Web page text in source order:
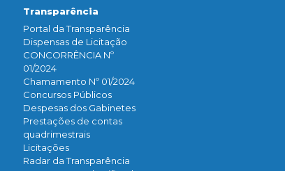
Transparência
Portal da Transparência
Dispensas de Licitação
CONCORRÊNCIA Nº
01/2024
Chamamento Nº 01/2024
Concursos Públicos
Despesas dos Gabinetes
Prestações de contas
quadrimestrais
Licitações
Radar da Transparência